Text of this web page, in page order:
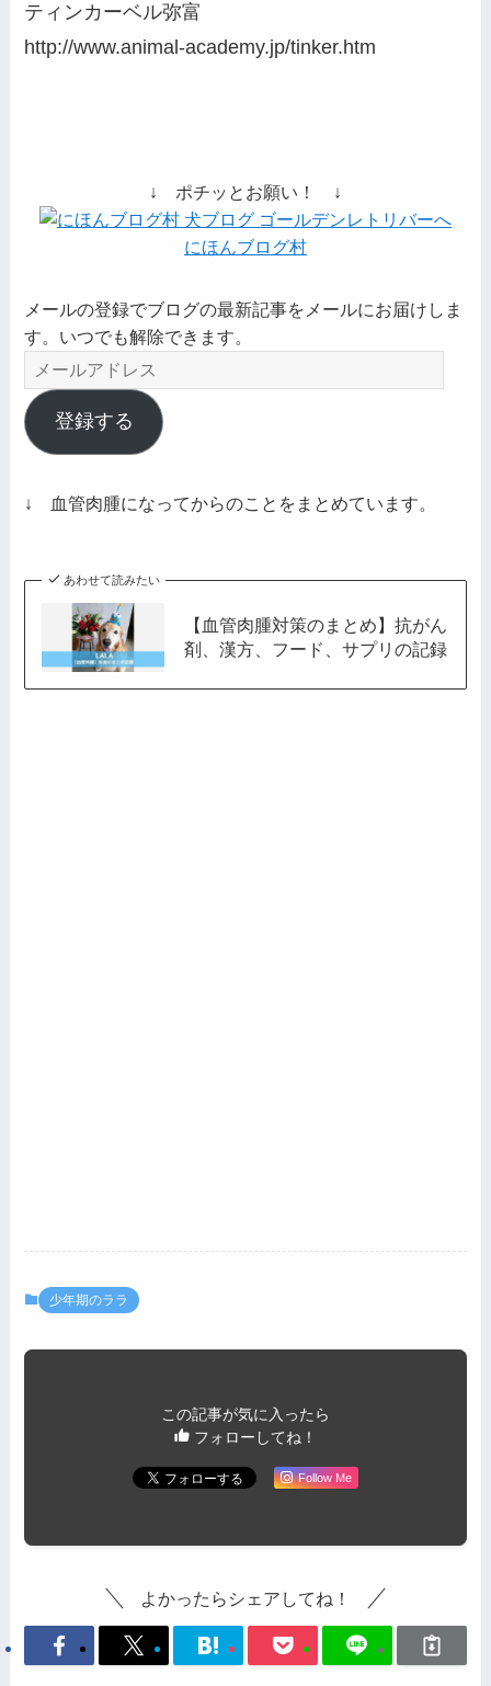
ティンカーベル弥富
http://www.animal-academy.jp/tinker.htm
↓ ポチッとお願い！ ↓
にほんブログ村
メールの登録でブログの最新記事をメールにお届けしま
す。いつでも解除できます。
メ
ー
ル
ア
レ
登録する
↓ 血管肉腫になってからのことをまとめています。
あわせて読みたい
【血管肉腫対策のまとめ】抗がん
剤、漢方、フード、サプリの記録
少年期のララ
この記事が気に入ったら
フォローしてね！
Follow Me
よかったらシェアしてね！